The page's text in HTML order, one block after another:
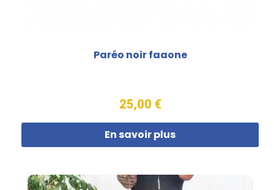
Paréo noir faaone
25,00 €
En savoir plus